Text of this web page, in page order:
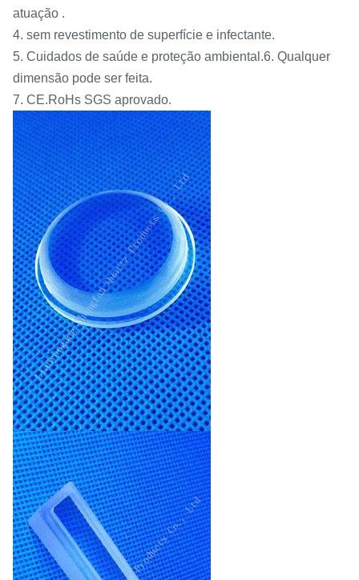
atuação .
4. sem revestimento de superfície e infectante.
5. Cuidados de saúde e proteção ambiental.6. Qualquer
dimensão pode ser feita.
7. CE.RoHs SGS aprovado.